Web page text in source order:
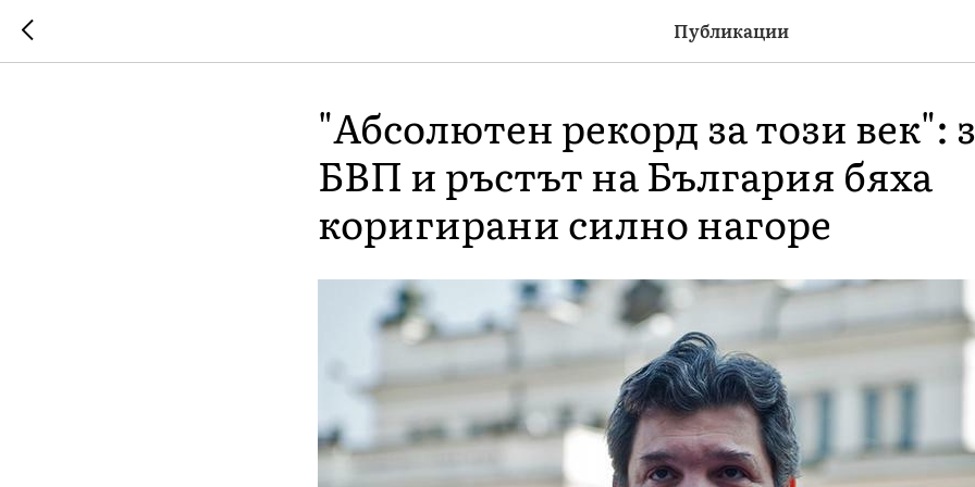
Публикации
"Абсолютен рекорд за този век":
БВП и ръстът на България бяха
коригирани силно нагоре